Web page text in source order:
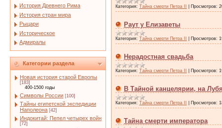
История Древнего Рима
История стран мира
Рыцари
Историческое
Адмиралы
Категории раздела
Новая история старой Европы
[183]
400-1500 годы
Символы России [100]
Тайны египетской экспедиции
Наполеона [42]
Индокитай: Пепел четырех войн
[72]
Категория: Тайна смерти Петра II Просмотров:
Раут у Елизаветы
Категория: Тайна смерти Петра II Просмотров:
Нерадостная свадьба
Категория: Тайна смерти Петра II Просмотров:
В Тайной канцелярии, на
Категория: Тайна смерти Петра II Просмотров:
Тайна смерти императора